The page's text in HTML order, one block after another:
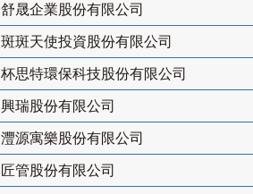
舒晟企業股份有限公司
斑斑天使投資股份有限公司
杯思特環保科技股份有限公司
興瑞股份有限公司
灃源寓樂股份有限公司
匠管股份有限公司